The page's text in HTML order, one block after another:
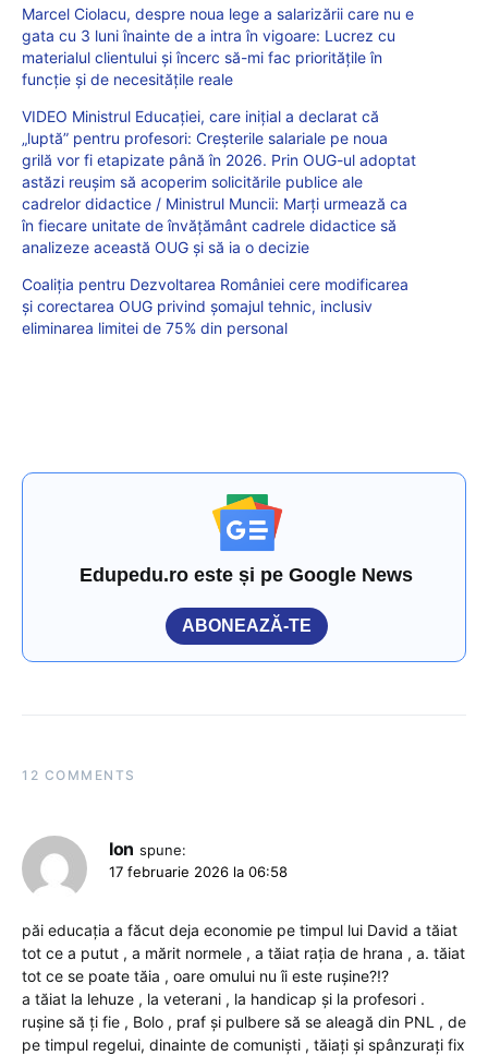
Marcel Ciolacu, despre noua lege a salarizării care nu e
gata cu 3 luni înainte de a intra în vigoare: Lucrez cu
materialul clientului și încerc să-mi fac prioritățile în
funcție și de necesitățile reale
VIDEO Ministrul Educației, care inițial a declarat că
„luptă” pentru profesori: Creșterile salariale pe noua
grilă vor fi etapizate până în 2026. Prin OUG-ul adoptat
astăzi reușim să acoperim solicitările publice ale
cadrelor didactice / Ministrul Muncii: Marți urmează ca
în fiecare unitate de învățământ cadrele didactice să
analizeze această OUG și să ia o decizie
Coaliția pentru Dezvoltarea României cere modificarea
și corectarea OUG privind șomajul tehnic, inclusiv
eliminarea limitei de 75% din personal
Edupedu.ro este și pe Google News
ABONEAZĂ-TE
12 COMMENTS
Ion spune:
17 februarie 2026 la 06:58
păi educația a făcut deja economie pe timpul lui David a tăiat
tot ce a putut , a mărit normele , a tăiat rația de hrana , a. tăiat
tot ce se poate tăia , oare omului nu îi este rușine?!?
a tăiat la lehuze , la veterani , la handicap și la profesori .
rușine să ți fie , Bolo , praf și pulbere să se aleagă din PNL , de
pe timpul regelui, dinainte de comuniști , tăiați și spânzurați fix